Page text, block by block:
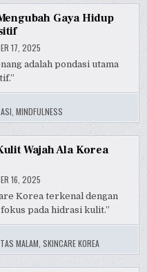
Gaya Hidup
17, 2025
adalah pondasi utama
,MINDFULNESS
Wajah Ala Korea
16, 2025
Korea terkenal dengan
pada hidrasi kulit.”
MALAM ,SKINCARE KOREA